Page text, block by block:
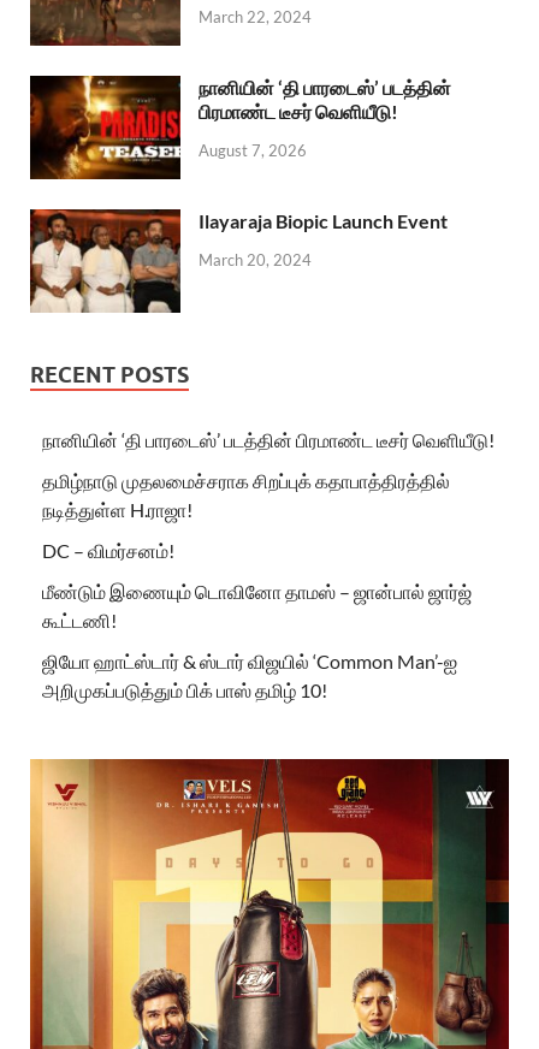
March 22, 2024
நானியின் ‘தி பாரடைஸ்’ படத்தின்
பிரமாண்ட டீசர் வெளியீடு!
August 7, 2026
Ilayaraja Biopic Launch Event
March 20, 2024
RECENT POSTS
நானியின் ‘தி பாரடைஸ்’ படத்தின் பிரமாண்ட டீசர் வெளியீடு!
தமிழ்நாடு முதலமைச்சராக சிறப்புக் கதாபாத்திரத்தில்
நடித்துள்ள H.ராஜா!
DC – விமர்சனம்!
மீண்டும் இணையும் டொவினோ தாமஸ் – ஜான்பால் ஜார்ஜ்
கூட்டணி!
ஜியோ ஹாட்ஸ்டார் & ஸ்டார் விஜயில் ‘Common Man’-ஐ
அறிமுகப்படுத்தும் பிக் பாஸ் தமிழ் 10!